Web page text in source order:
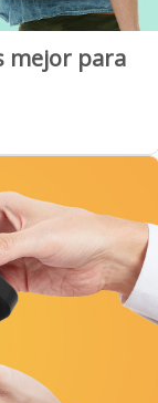
mejor para